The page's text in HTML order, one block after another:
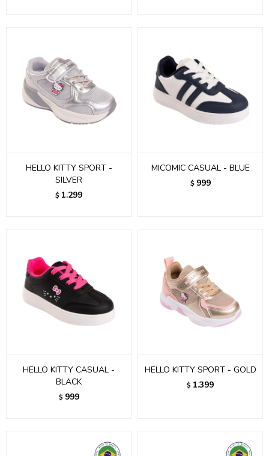
HELLO KITTY SPORT -
SILVER
$ 1.299
MICOMIC CASUAL - BLUE
$ 999
HELLO KITTY CASUAL -
BLACK
$ 999
HELLO KITTY SPORT - GOLD
$ 1.399